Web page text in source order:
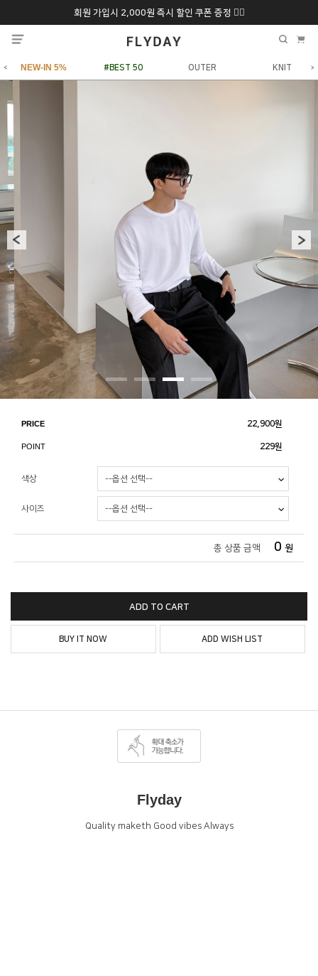
회원 가입시 2,000원 즉시 할인 쿠폰 증정 ❤️‍🔥
추석 특별 할인 10~20% 9/6 화 ~ 9/12월
NEW-IN 5% #BEST 50 OUTER KNIT
PRICE 22,900원
POINT 229원
색상
사이즈
총 상품 금액 0 원
ADD TO CART
BUY IT NOW ADD WISH LIST
Flyday
Quality maketh Good vibes Always